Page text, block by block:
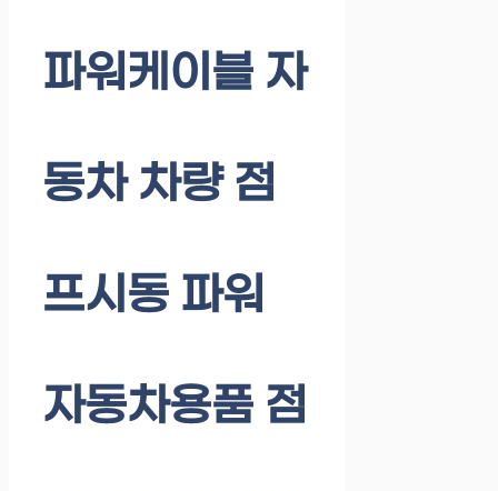
파워케이블 자
동차 차량 점
프시동 파워
자동차용품 점